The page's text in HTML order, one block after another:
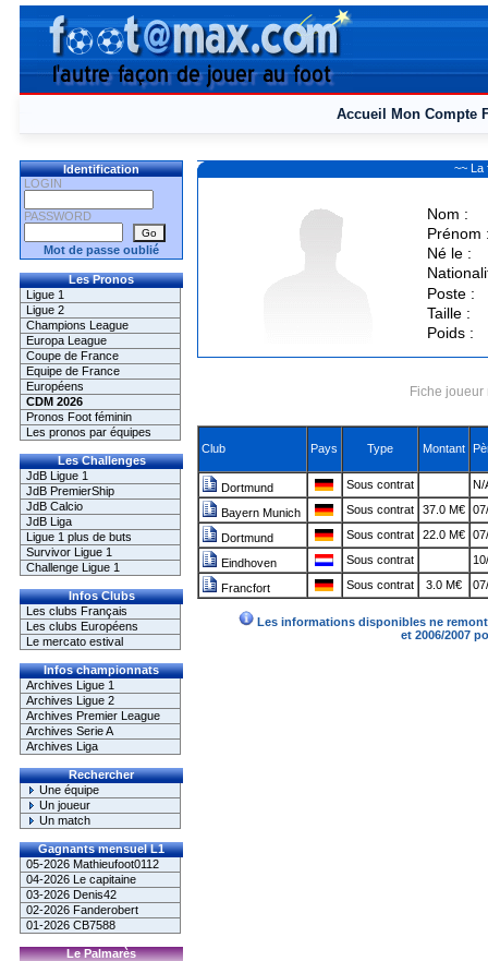
Accueil Mon Compte
Identification
LOGIN
PASSWORD
Mot de passe oublié
Les Pronos
Ligue 1
Ligue 2
Champions League
Europa League
Coupe de France
Equipe de France
Européens
CDM 2026
Pronos Foot féminin
Les pronos par équipes
Les Challenges
JdB Ligue 1
JdB PremierShip
JdB Calcio
JdB Liga
Ligue 1 plus de buts
Survivor Ligue 1
Challenge Ligue 1
Infos Clubs
Les clubs Français
Les clubs Européens
Le mercato estival
Infos championnats
Archives Ligue 1
Archives Ligue 2
Archives Premier League
Archives Serie A
Archives Liga
Rechercher
Une équipe
Un joueur
Un match
Gagnants mensuel L1
05-2026 Mathieufoot0112
04-2026 Le capitaine
03-2026 Denis42
02-2026 Fanderobert
01-2026 CB7588
Le Palmarès
~~ La
Nom :
Prénom
Né le :
Poste :
Taille :
Poids :
Fiche
Club Pays Type Montant
Dortmund Sous contrat N/
Bayern Munich Sous contrat 37.0 M€
Dortmund Sous contrat 22.0 M€
Eindhoven Sous contrat
Francfort Sous contrat 3.0 M€
Les informations disponibles ne
et 2006/2007